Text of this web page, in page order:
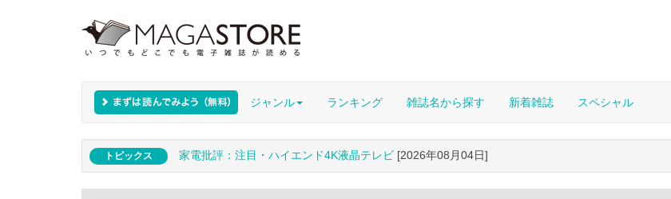
ジャンル ランキング 雑誌名から探す 新着雑誌 スペシャル
トピックス 家電批評：注目・ハイエンド4K液晶テレビ [2026年08月04日]